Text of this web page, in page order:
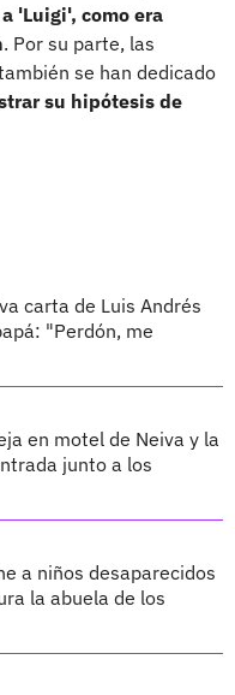
'Luigi', como era
. Por su parte, las
se han dedicado
su hipótesis de
carta de Luis Andrés
"Perdón, me
en motel de Neiva y la
junto a los
a niños desaparecidos
la abuela de los